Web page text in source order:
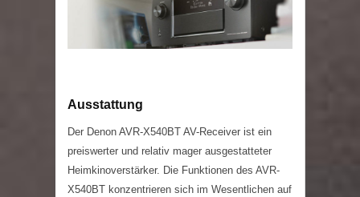
Ausstattung
Der Denon AVR-X540BT AV-Receiver ist ein
preiswerter und relativ mager ausgestatteter
Heimkinoverstärker. Die Funktionen des AVR-
X540BT konzentrieren sich im Wesentlichen auf